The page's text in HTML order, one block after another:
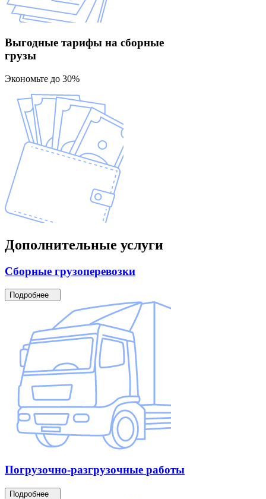
Выгодные тарифы на сборные
грузы
Экономьте до 30%
Дополнительные услуги
Сборные грузоперевозки
Подробнее
Погрузочно-разгрузочные работы
Подробнее